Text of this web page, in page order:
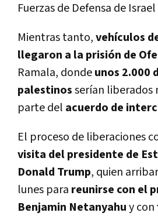
Fuerzas de Defensa de
Mientras tanto,vehículos
llegaron a la prisión de
Ramala, dondeunos 2.000
palestinosserían liberados
parte del acuerdo de
El proceso de liberaciones
visita del presidente de
Donald Trump, quien
lunes para reunirse con el
Benjamin Netanyahuy con